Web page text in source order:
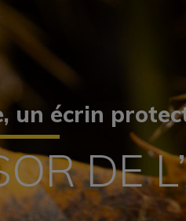
un écrin
DE